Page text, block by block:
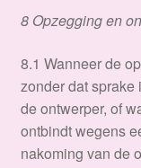
8 Opzegging en
8.1 Wanneer de
zonder dat sprake
de ontwerper, of
ontbindt wegens
nakoming van de